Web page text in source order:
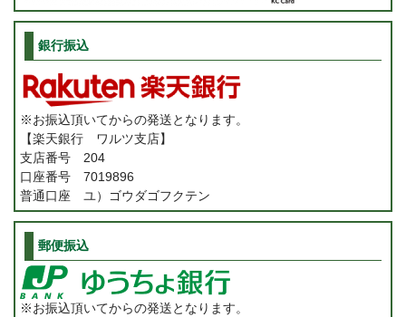
銀行振込
※お振込頂いてからの発送となります。
【楽天銀行 ワルツ支店】
支店番号 204
口座番号 7019896
普通口座 ユ）ゴウダゴフクテン
郵便振込
※お振込頂いてからの発送となります。